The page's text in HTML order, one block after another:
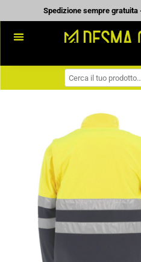
al
contenuto
Spedizione sempre gratuita
WORKWEAR
PREVENTIVI
CHI SIAMO
BLOG
CONTATTI